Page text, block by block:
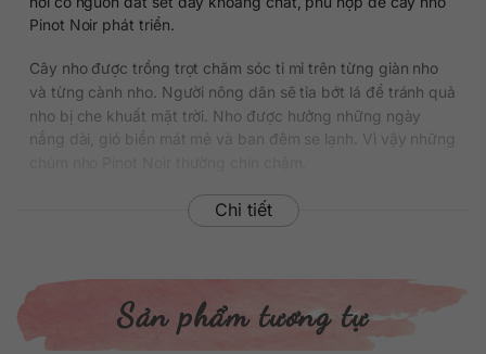
Pinot Noir phát triển.
Cây nho được trồng trọt chăm sóc tỉ mỉ trên từng giàn nho
và từng cành nho. Người nông dân sẽ tỉa bớt lá để tránh quả
nho bị che khuất mặt trời. Nho được hưởng những ngày
nắng dài, gió biển mát mẻ và ban đêm se lạnh. Vì vậy những
Vào khoảng tháng 3 khi nho bắt đầu gần kề ngày thu hoạch,
những nhà làm rượu của Kim Crawford sẽ nếm thử nho để
hương vị của quả mâm xôi và cherry căng mọng, vụ thu
hoạch chính thức bắt đầu.
Trong điều kiện khí hậu biển đảo thú vị của New Zealand,
Chi tiết
Sản phẩm tương tự